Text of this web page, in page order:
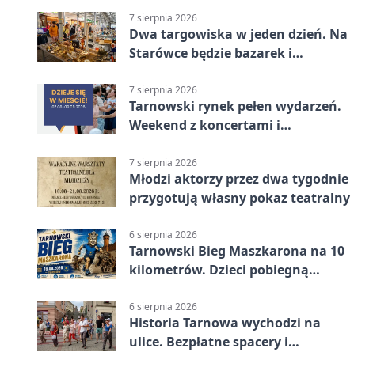
7 sierpnia 2026
Dwa targowiska w jeden dzień. Na
Starówce będzie bazarek i
7 sierpnia 2026
Tarnowski rynek pełen wydarzeń.
Weekend z koncertami i
7 sierpnia 2026
Młodzi aktorzy przez dwa tygodnie
przygotują własny pokaz teatralny
6 sierpnia 2026
Tarnowski Bieg Maszkarona na 10
kilometrów. Dzieci pobiegną
6 sierpnia 2026
Historia Tarnowa wychodzi na
ulice. Bezpłatne spacery i